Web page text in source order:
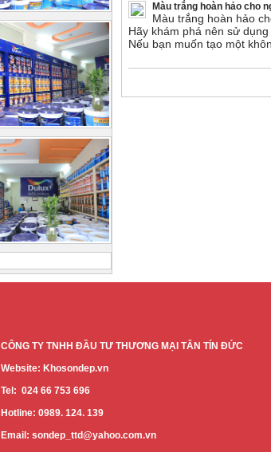
Màu trắng hoàn hảo cho
Màu trắng hoàn hảo
Hãy khám phá nên sử
Nếu bạn muốn tạo một
CÔNG TY TNHH ĐẦU TƯ THƯƠNG MẠI TÂN TÍN ĐỨC
Website: Khosondep.vn
Tel: 024 66 753 696
Hotline: 0989. 124. 139
Email: sondep_ttd@yahoo.com.vn